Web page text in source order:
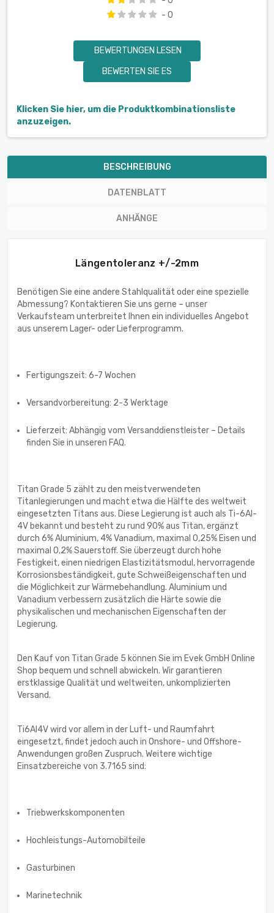
- 0
BEWERTUNGEN LESEN
BEWERTEN SIE ES
Klicken Sie hier, um die Produktkombinationsliste
anzuzeigen.
BESCHREIBUNG
DATENBLATT
ANHÄNGE
Längentoleranz +/-2mm
Benötigen Sie eine andere Stahlqualität oder eine spezielle
Abmessung? Kontaktieren Sie uns gerne – unser
Verkaufsteam unterbreitet Ihnen ein individuelles Angebot
aus unserem Lager- oder Lieferprogramm.
Fertigungszeit: 6-7 Wochen
Versandvorbereitung: 2-3 Werktage
Lieferzeit: Abhängig vom Versanddienstleister – Details
finden Sie in unseren FAQ.
Titan Grade 5 zählt zu den meistverwendeten
Titanlegierungen und macht etwa die Hälfte des weltweit
eingesetzten Titans aus. Diese Legierung ist auch als Ti-6Al-
4V bekannt und besteht zu rund 90% aus Titan, ergänzt
durch 6% Aluminium, 4% Vanadium, maximal 0,25% Eisen und
maximal 0,2% Sauerstoff. Sie überzeugt durch hohe
Festigkeit, einen niedrigen Elastizitätsmodul, hervorragende
Korrosionsbeständigkeit, gute Schweißeigenschaften und
die Möglichkeit zur Wärmebehandlung. Aluminium und
Vanadium verbessern zusätzlich die Härte sowie die
physikalischen und mechanischen Eigenschaften der
Legierung.
Den Kauf von Titan Grade 5 können Sie im Evek GmbH Online
Shop bequem und schnell abwickeln. Wir garantieren
erstklassige Qualität und weltweiten, unkomplizierten
Versand.
Ti6Al4V wird vor allem in der Luft- und Raumfahrt
eingesetzt, findet jedoch auch in Onshore- und Offshore-
Anwendungen großen Zuspruch. Weitere wichtige
Einsatzbereiche von 3.7165 sind:
Triebwerkskomponenten
Hochleistungs-Automobilteile
Gasturbinen
Marinetechnik